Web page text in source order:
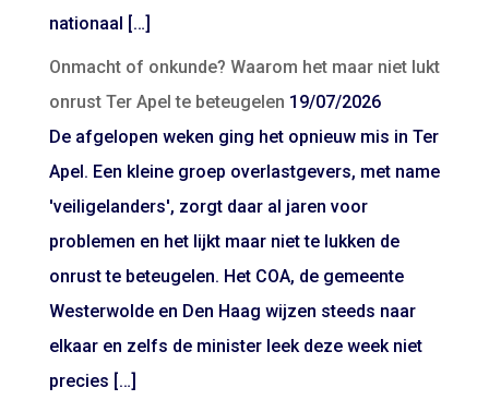
nationaal […]
Onmacht of onkunde? Waarom het maar niet lukt
onrust Ter Apel te beteugelen 19/07/2026
De afgelopen weken ging het opnieuw mis in Ter
Apel. Een kleine groep overlastgevers, met name
'veiligelanders', zorgt daar al jaren voor
problemen en het lijkt maar niet te lukken de
onrust te beteugelen. Het COA, de gemeente
Westerwolde en Den Haag wijzen steeds naar
elkaar en zelfs de minister leek deze week niet
precies […]